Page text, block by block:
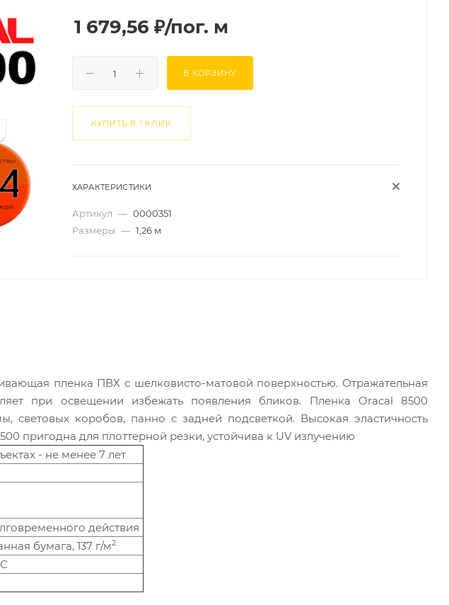
1 679,56 ₽/пог. м
В КОРЗИНУ
КУПИТЬ В 1 КЛИК
ХАРАКТЕРИСТИКИ
Артикул — 0000351
Размеры — 1,26 м
пленка ПВХ с шелковисто-матовой поверхностью. Отражательная
при освещении избежать появления бликов. Пленка Oracal 8500
световых коробов, панно с задней подсветкой. Высокая эластичность
пригодна для плоттерной резки, устойчива к UV излучению
- не менее 7 лет
действия
бумага, 137 г/м2